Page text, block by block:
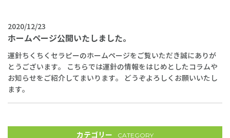
2020/12/23
ホームページ公開いたしました。
運針ちくちくセラピーのホームページをご覧いただき誠にありが
とうございます。 こちらでは運針の情報をはじめとしたコラムや
お知らせをご紹介してまいります。 どうぞよろしくお願いいたし
ます。
カテゴリー CATEGORY